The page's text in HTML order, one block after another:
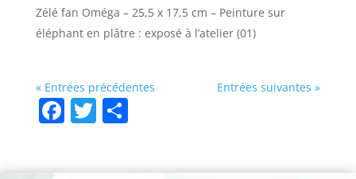
Zélé fan Oméga – 25,5 x 17,5 cm – Peinture sur
éléphant en plâtre : exposé à l’atelier (01)
« Entrées précédentes Entrées suivantes »
F
c
T
itt
P
ta